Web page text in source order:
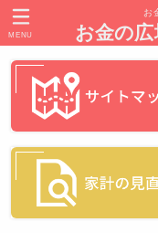
お
お金の
MENU